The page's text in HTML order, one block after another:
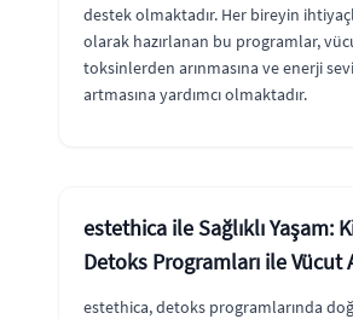
destek olmaktadır. Her bireyin
olarak hazırlanan bu programlar,
toksinlerden arınmasına ve enerji
artmasına yardımcı olmaktadır.
estethica ile Sağlıklı Yaşam:
Detoks Programları ile Vücut
estethica, detoks programlarında